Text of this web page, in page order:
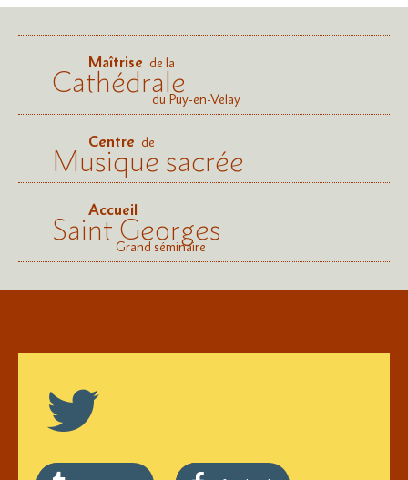
Maîtrise de la
Cathédraledu Puy-en-Velay
Centre de
Musique sacrée
Accueil
Saint Georges
Grand séminaire